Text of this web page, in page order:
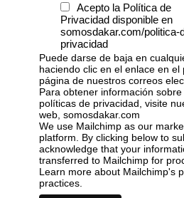
Acepto la Política de
Privacidad disponible en
somosdakar.com/politica-
privacidad
Puede darse de baja en
haciendo clic en el enlace en el
página de nuestros correos
Para obtener información
políticas de privacidad, visite
web, somosdakar.com
We use Mailchimp as our
platform. By clicking below to
acknowledge that your
transferred to Mailchimp for
Learn more about Mailchimp's
practices.